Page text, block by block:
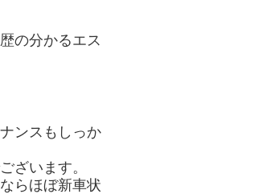
の分かるエス
ンスもしっか
ざいます。
らほぼ新車状